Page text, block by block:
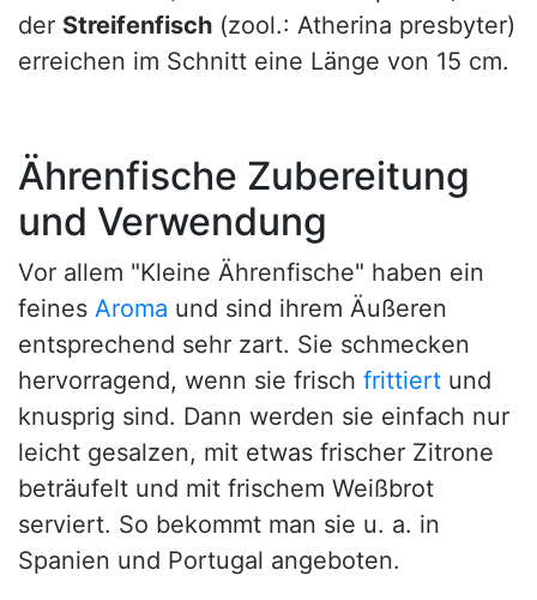
der Streifenfisch (zool.: Atherina presbyter)
erreichen im Schnitt eine Länge von 15 cm.
Ährenfische Zubereitung
und Verwendung
Vor allem "Kleine Ährenfische" haben ein
feines Aroma und sind ihrem Äußeren
entsprechend sehr zart. Sie schmecken
hervorragend, wenn sie frisch frittiert und
knusprig sind. Dann werden sie einfach nur
leicht gesalzen, mit etwas frischer Zitrone
beträufelt und mit frischem Weißbrot
serviert. So bekommt man sie u. a. in
Spanien und Portugal angeboten.